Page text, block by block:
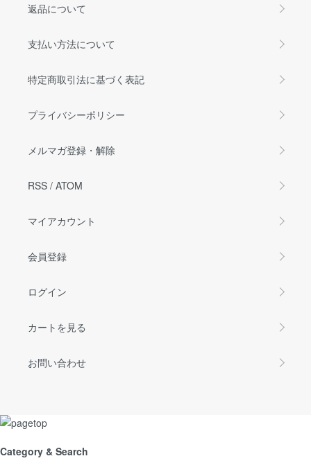
返品について
支払い方法について
特定商取引法に基づく表記
プライバシーポリシー
メルマガ登録・解除
RSS / ATOM
マイアカウント
会員登録
ログイン
カートを見る
お問い合わせ
Category & Search